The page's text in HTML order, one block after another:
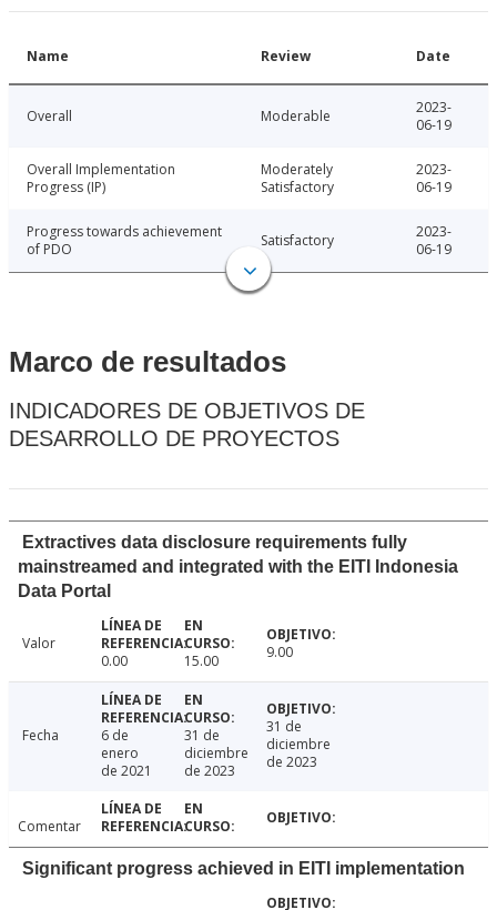
Name Review Date
Overall Moderable
2023-
06-19
Overall Implementation
Progress (IP)
Moderately
Satisfactory
2023-
06-19
Progress towards achievement
of PDO
Satisfactory
2023-
06-19
Marco de resultados
INDICADORES DE OBJETIVOS DE
DESARROLLO DE PROYECTOS
Extractives data disclosure requirements fully
mainstreamed and integrated with the EITI Indonesia
Data Portal
Valor
0.00
15.00 9.00
Fecha
6 de
enero
de 2021
31 de
diciembre
de 2023
31 de
diciembre
de 2023
Comentar
Significant progress achieved in EITI implementation